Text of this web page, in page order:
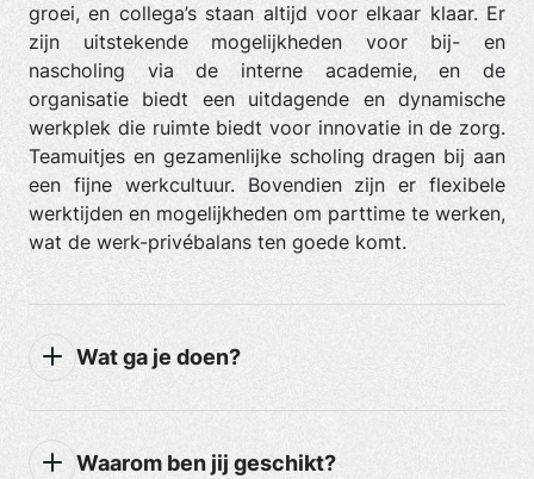
groei, en collega’s staan altijd voor elkaar klaar. Er
zijn uitstekende mogelijkheden voor bij- en
nascholing via de interne academie, en de
organisatie biedt een uitdagende en dynamische
werkplek die ruimte biedt voor innovatie in de zorg.
Teamuitjes en gezamenlijke scholing dragen bij aan
een fijne werkcultuur. Bovendien zijn er flexibele
werktijden en mogelijkheden om parttime te werken,
wat de werk-privébalans ten goede komt.
Wat ga je doen?
Waarom ben jij geschikt?